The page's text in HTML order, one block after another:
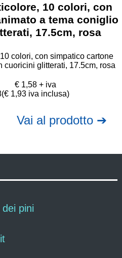
10 colori, con
a tema coniglio
17.5cm, rosa
colori, con simpatico cartone
cuoricini glitterati, 17.5cm, rosa
€ 1,58 + iva
(€ 1,93 iva inclusa)
Vai al prodotto ➔
pini